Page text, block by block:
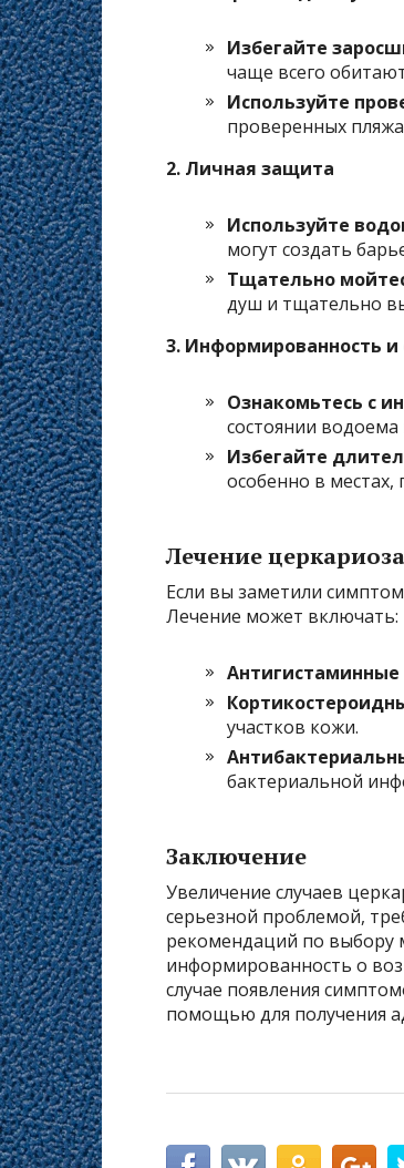
Избегайте
чаще всего
Используйте
проверенных
2. Личная защита
Используйте
могут создать
Тщательно
душ и тщательно
3. Информированность и
Ознакомьтесь с
состоянии
Избегайте
особенно в местах,
Лечение церкариоза
Если вы заметили
Лечение может включать:
участков кожи.
бактериальной
Заключение
Увеличение случаев
серьезной проблемой,
рекомендаций по выбору
информированность о
случае появления
помощью для получения